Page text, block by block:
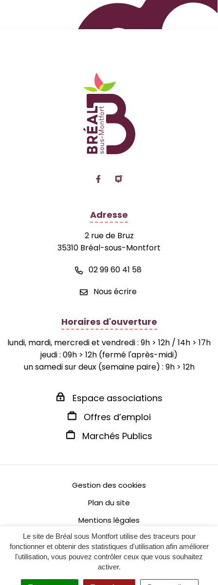
Le site de Bréal sous Montfort utilise des traceurs pour
fonctionner et obtenir des statistiques d'utilisation afin améliorer
l'utilisation, vous pouvez contrôler ceux que vous souhaitez
activer.
Lien vers le compte Facebook
Lien vers la page
Adresse
2 rue de Bruz
35310 Bréal-sous-Montfort
02 99 60 41 58
Nous écrire
Horaires d'ouverture
lundi, mardi, mercredi et vendredi : 9h > 12h / 14h > 17h
jeudi : 09h > 12h (fermé l'après-midi)
un samedi sur deux (semaine paire) : 9h > 12h
Espace associations
Offres d’emploi
Marchés Publics
Gestion des cookies
Plan du site
Mentions légales
Politique de confidentialité
Accessibilité : non conforme